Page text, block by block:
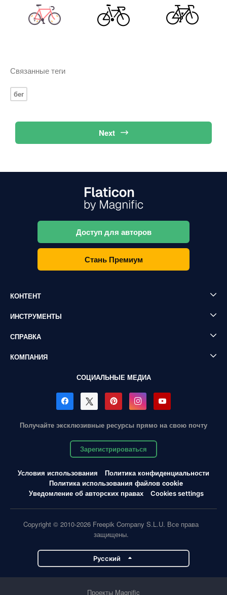
Связанные теги
бег
Next
Доступ для авторов
Стань Премиум
КОНТЕНТ
ИНСТРУМЕНТЫ
СПРАВКА
КОМПАНИЯ
СОЦИАЛЬНЫЕ МЕДИА
Получайте эксклюзивные ресурсы прямо на свою почту
Зарегистрироваться
Условия использования
Политика конфиденциальности
Политика использования файлов cookie
Уведомление об авторских правах
Cookies settings
Copyright © 2010-2026 Freepik Company S.L.U. Все права
защищены.
Pусский
Проекты Magnific